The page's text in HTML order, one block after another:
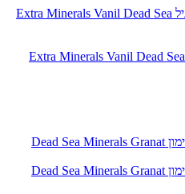
Sea of Life DSD+ קרם ידיים וניל Extra Minerals Vanil Dead Sea